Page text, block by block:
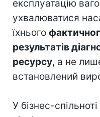
експлуатацію
ухвалюватися
їхнього
результатів
ресурсу, а не
встановлений
У бізнес-